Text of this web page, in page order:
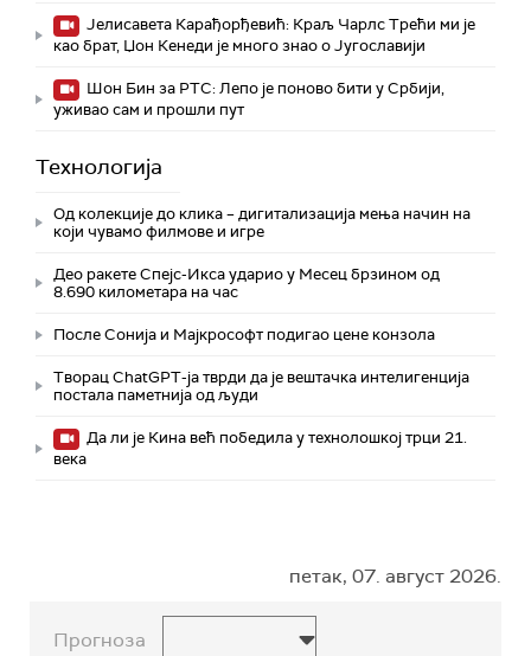
Јелисавета Карађорђевић: Краљ Чарлс Трећи ми је
као брат, Џон Кенеди је много знао о Југославији
Шон Бин за РТС: Лепо је поново бити у Србији,
уживао сам и прошли пут
Технологијa
Од колекције до клика – дигитализација мења начин на
који чувамо филмове и игре
Део ракете Спејс-Икса ударио у Месец брзином од
8.690 километара на час
После Сонија и Мајкрософт подигао цене конзола
Творац ChatGPT-ја тврди да је вештачка интелигенција
постала паметнија од људи
Да ли је Кина већ победила у технолошкој трци 21.
века
петак, 07. август 2026.
Прогноза